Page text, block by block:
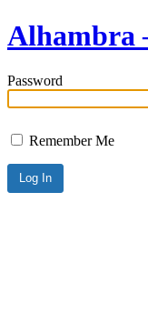
Alhambra
Password
Remember Me